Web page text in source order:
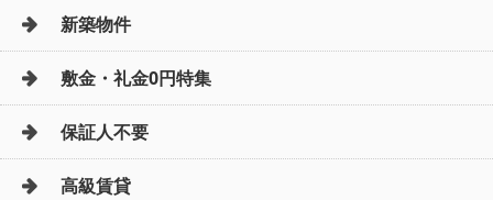
新築物件
敷金・礼金0円特集
保証人不要
高級賃貸